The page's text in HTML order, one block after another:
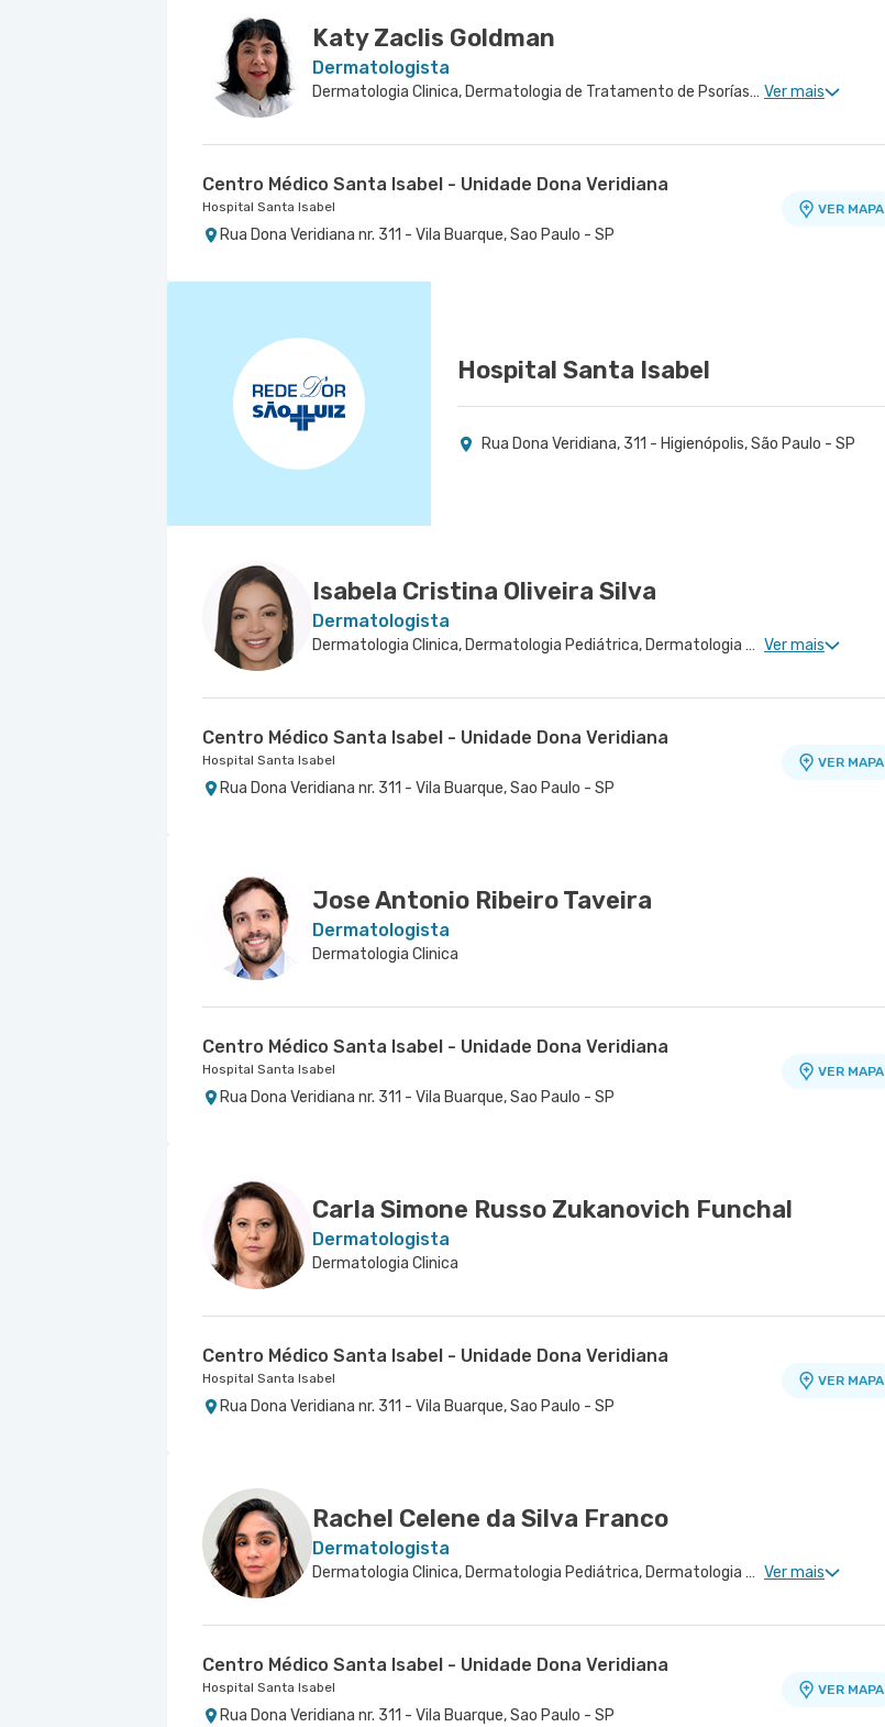
Katy Zaclis Goldman
Dermatologista
Dermatologia Clinica, Dermatologia de Tratamento de Psoríase, Dermatologia Tratamento de Dermatite Atópica, Dermatologia de Tratamento de Hidradenite Ver mais
Centro Médico Santa Isabel - Unidade Dona Veridiana
Hospital Santa Isabel
Rua Dona Veridiana nr. 311 - Vila Buarque, Sao Paulo - SP
VER MAPA
Hospital Santa Isabel
Rua Dona Veridiana, 311 - Higienópolis, São Paulo - SP
Isabela Cristina Oliveira Silva
Dermatologista
Dermatologia Clinica, Dermatologia Pediátrica, Dermatologia Tratamento de Dermatite Atópica Ver mais
Centro Médico Santa Isabel - Unidade Dona Veridiana
Hospital Santa Isabel
Rua Dona Veridiana nr. 311 - Vila Buarque, Sao Paulo - SP
VER MAPA
Jose Antonio Ribeiro Taveira
Dermatologista
Dermatologia Clinica
Centro Médico Santa Isabel - Unidade Dona Veridiana
Hospital Santa Isabel
Rua Dona Veridiana nr. 311 - Vila Buarque, Sao Paulo - SP
VER MAPA
Carla Simone Russo Zukanovich Funchal
Dermatologista
Dermatologia Clinica
Centro Médico Santa Isabel - Unidade Dona Veridiana
Hospital Santa Isabel
Rua Dona Veridiana nr. 311 - Vila Buarque, Sao Paulo - SP
VER MAPA
Rachel Celene da Silva Franco
Dermatologista
Dermatologia Clinica, Dermatologia Pediátrica, Dermatologia Oncológica, Dermatologia de Tratamento de Hidradenite, Dermatologiatratamento de Urticária Crônica, Dermatologia de Tratamento de Psoríase, Dermatologia Tratamento de Dermatite Atópica Ver mais
Centro Médico Santa Isabel - Unidade Dona Veridiana
Hospital Santa Isabel
Rua Dona Veridiana nr. 311 - Vila Buarque, Sao Paulo - SP
VER MAPA